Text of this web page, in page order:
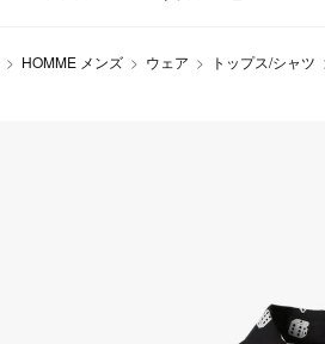
HOMME メンズ ウェア トップス/シャツ